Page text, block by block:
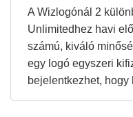
A Wizlogónál 2
Unlimitedhez havi
számú, kiváló
egy logó egyszeri
bejelentkezhet,